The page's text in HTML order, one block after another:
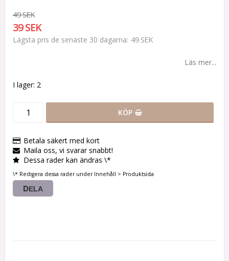
49 SEK
39 SEK
Lägsta pris de senaste 30 dagarna 49 SEK
Läs mer...
I lager: 2
KÖP
Betala säkert med kort
Maila oss, vi svarar snabbt!
Dessa rader kan ändras \*
\* Redigera dessa rader under Innehåll > Produktsida
DELA